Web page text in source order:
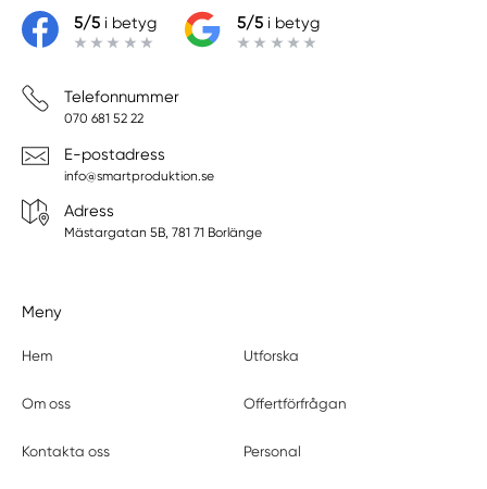
5/5i betyg 5/5i betyg
Telefonnummer
070 681 52 22
E-postadress
info@smartproduktion.se
Adress
Mästargatan 5B, 781 71 Borlänge
Meny
Hem Utforska
Om oss Offertförfrågan
Kontakta oss Personal